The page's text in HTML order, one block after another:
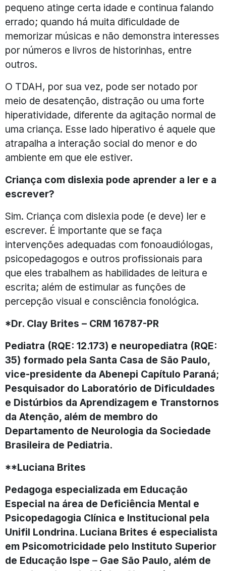
pequeno atinge certa idade e continua falando
errado; quando há muita dificuldade de
memorizar músicas e não demonstra interesses
por números e livros de historinhas, entre
outros.
O TDAH, por sua vez, pode ser notado por
meio de desatenção, distração ou uma forte
hiperatividade, diferente da agitação normal de
uma criança. Esse lado hiperativo é aquele que
atrapalha a interação social do menor e do
ambiente em que ele estiver.
Criança com dislexia pode aprender a ler e a
escrever?
Sim. Criança com dislexia pode (e deve) ler e
escrever. É importante que se faça
intervenções adequadas com fonoaudiólogas,
psicopedagogos e outros profissionais para
que eles trabalhem as habilidades de leitura e
escrita; além de estimular as funções de
percepção visual e consciência fonológica.
*Dr. Clay Brites – CRM 16787-PR
Pediatra (RQE: 12.173) e neuropediatra (RQE:
35) formado pela Santa Casa de São Paulo,
vice-presidente da Abenepi Capítulo Paraná;
Pesquisador do Laboratório de Dificuldades
e Distúrbios da Aprendizagem e Transtornos
da Atenção, além de membro do
Departamento de Neurologia da Sociedade
Brasileira de Pediatria.
**Luciana Brites
Pedagoga especializada em Educação
Especial na área de Deficiência Mental e
Psicopedagogia Clínica e Institucional pela
Unifil Londrina. Luciana Brites é especialista
em Psicomotricidade pelo Instituto Superior
de Educação Ispe – Gae São Paulo, além de